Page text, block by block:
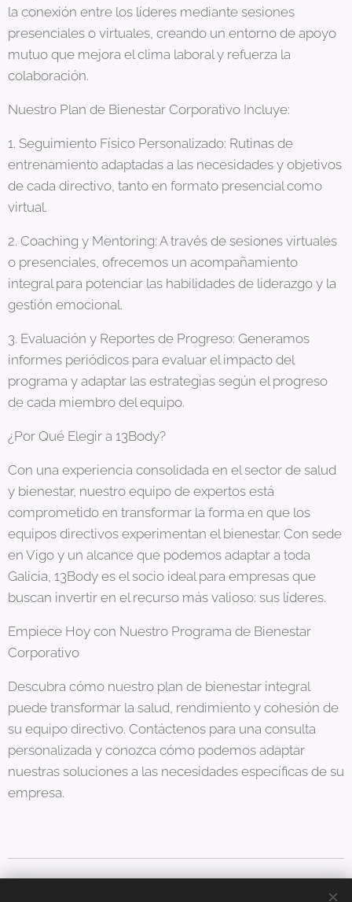
la conexión entre los líderes mediante sesiones
presenciales o virtuales, creando un entorno de apoyo
mutuo que mejora el clima laboral y refuerza la
colaboración.
Nuestro Plan de Bienestar Corporativo Incluye:
1. Seguimiento Físico Personalizado: Rutinas de
entrenamiento adaptadas a las necesidades y objetivos
de cada directivo, tanto en formato presencial como
virtual.
2. Coaching y Mentoring: A través de sesiones virtuales
o presenciales, ofrecemos un acompañamiento
integral para potenciar las habilidades de liderazgo y la
gestión emocional.
3. Evaluación y Reportes de Progreso: Generamos
informes periódicos para evaluar el impacto del
programa y adaptar las estrategias según el progreso
de cada miembro del equipo.
¿Por Qué Elegir a 13Body?
Con una experiencia consolidada en el sector de salud
y bienestar, nuestro equipo de expertos está
comprometido en transformar la forma en que los
equipos directivos experimentan el bienestar. Con sede
en Vigo y un alcance que podemos adaptar a toda
Galicia, 13Body es el socio ideal para empresas que
buscan invertir en el recurso más valioso: sus líderes.
Empiece Hoy con Nuestro Programa de Bienestar
Corporativo
Descubra cómo nuestro plan de bienestar integral
puede transformar la salud, rendimiento y cohesión de
su equipo directivo. Contáctenos para una consulta
personalizada y conozca cómo podemos adaptar
nuestras soluciones a las necesidades específicas de su
empresa.